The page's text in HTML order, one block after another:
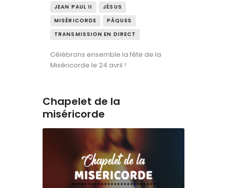
JEAN PAUL II
JÉSUS
MISÉRICORDE
PÂQUES
TRANSMISSION EN DIRECT
Célébrons ensemble la fête de la
Miséricorde le 24 avril !
Chapelet de la
miséricorde